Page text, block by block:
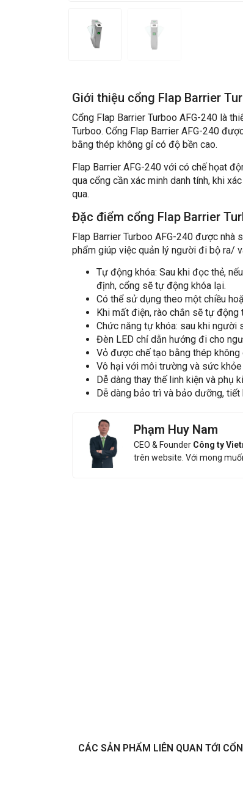
Giới thiệu cổng Flap Barrier
Cổng Flap Barrier Turboo AFG-240 là
Turboo. Cổng Flap Barrier AFG-240
bằng thép không gỉ có độ bền cao.
Flap Barrier AFG-240 với có chế họat
qua cổng cần xác minh danh tính, khi
qua.
Đặc điểm cổng Flap Barrier
Flap Barrier Turboo AFG-240 được nhà
phẩm giúp việc quản lý người đi bộ ra/
Tự động khóa: Sau khi đọc thẻ,
định, cổng sẽ tự động khóa lại.
Có thể sử dụng theo một chiều
Khi mất điện, rào chắn sẽ tự
Chức năng tự khóa: sau khi người
Đèn LED chỉ dẫn hướng đi cho
Vỏ được chế tạo bằng thép
Vô hại với môi trường và sức
Dễ dàng thay thế linh kiện và phụ
Dễ dàng bảo trì và bảo dưỡng,
Phạm Huy Nam
CEO & Founder Công ty
trên website. Với mong
CÁC SẢN PHẨM LIÊN QUAN TỚI
Liên